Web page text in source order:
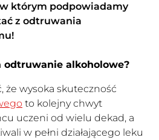
którym podpowiadamy
z odtruwania
odtruwanie alkoholowe?
że wysoka skuteczność
to kolejny chwyt
uczeni od wielu dekad, a
w pełni działającego leku